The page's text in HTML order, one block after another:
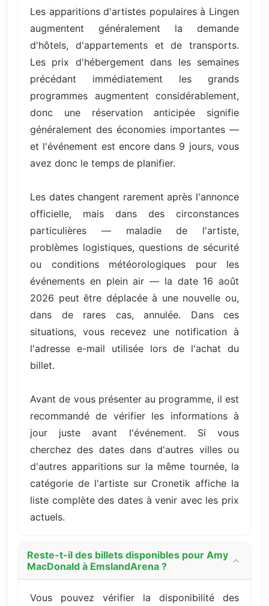
Les apparitions d'artistes populaires à Lingen
augmentent généralement la demande
d'hôtels, d'appartements et de transports.
Les prix d'hébergement dans les semaines
précédant immédiatement les grands
programmes augmentent considérablement,
donc une réservation anticipée signifie
généralement des économies importantes —
et l'événement est encore dans 9 jours, vous
avez donc le temps de planifier.
Les dates changent rarement après l'annonce
officielle, mais dans des circonstances
particulières — maladie de l'artiste,
problèmes logistiques, questions de sécurité
ou conditions météorologiques pour les
événements en plein air — la date 16 août
2026 peut être déplacée à une nouvelle ou,
dans de rares cas, annulée. Dans ces
situations, vous recevez une notification à
l'adresse e-mail utilisée lors de l'achat du
billet.
Avant de vous présenter au programme, il est
recommandé de vérifier les informations à
jour juste avant l'événement. Si vous
cherchez des dates dans d'autres villes ou
d'autres apparitions sur la même tournée, la
catégorie de l'artiste sur Cronetik affiche la
liste complète des dates à venir avec les prix
actuels.
Reste-t-il des billets disponibles pour Amy
MacDonald à EmslandArena ?
Vous pouvez vérifier la disponibilité des